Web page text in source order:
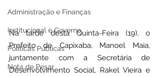
Administração e Finanças
Institucional e Governo
Políticas Públicas
Nota de Pesar
Na tarde desta Quinta-Feira (19), o
Prefeito de Capixaba, Manoel Maia,
juntamente com a Secretária de
Desenvolvimento Social, Rakel Vieira e